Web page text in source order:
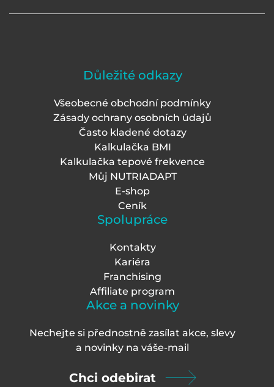
Důležité odkazy
Všeobecné obchodní podmínky
Zásady ochrany osobních údajů
Často kladené dotazy
Kalkulačka BMI
Kalkulačka tepové frekvence
Můj NUTRIADAPT
E-shop
Ceník
Spolupráce
Kontakty
Kariéra
Franchising
Affiliate program
Akce a novinky
Nechejte si přednostně zasílat akce, slevy
a novinky na váše-mail
Chci odebirat